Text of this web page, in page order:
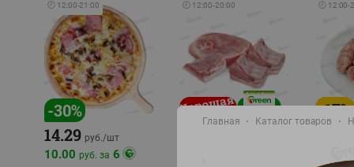
🕘 12:00-21:00
-30%
14.29 руб./шт
10.00 руб. за 6
🕘 12:00-20:00 🕘 12:00-
-17%
11.99
Главная Каталог товаров